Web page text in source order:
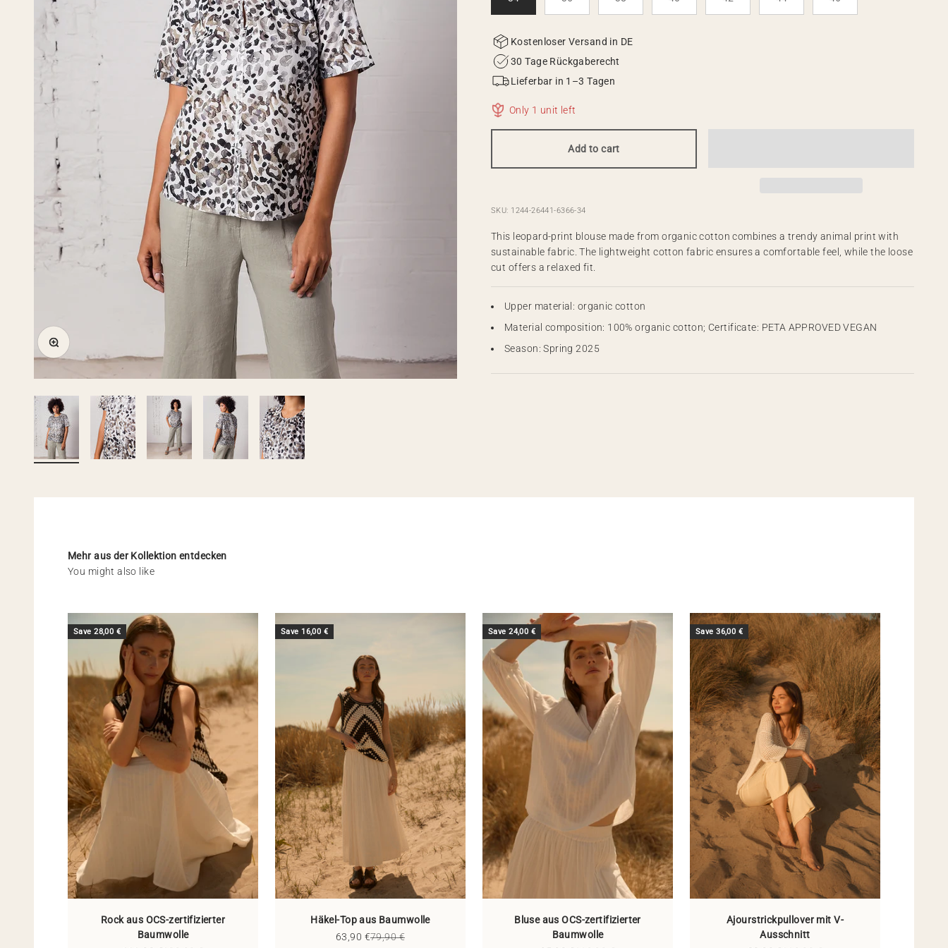
Zoom
Kostenloser Versand in DE
30 Tage Rückgaberecht
Lieferbar in 1–3 Tagen
Only 1 unit left
Add to cart
SKU: 1244-26441-6366-34
This leopard-print blouse made from organic cotton combines a trendy animal print with
sustainable fabric. The lightweight cotton fabric ensures a comfortable feel, while the loose
cut offers a relaxed fit.
Upper material: organic cotton
Material composition: 100% organic cotton; Certificate: PETA APPROVED VEGAN
Season: Spring 2025
Mehr aus der Kollektion entdecken
Save 28,00 €
Rock aus OCS-zertifizierter
Baumwolle
Save 16,00 €
Häkel-Top aus Baumwolle
Sale price
63,90 €Regular price
79,90 €
Save 24,00 €
Bluse aus OCS-zertifizierter
Baumwolle
Save 36,00 €
Ajourstrickpullover mit V-
Ausschnitt